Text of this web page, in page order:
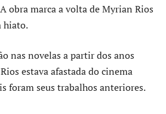
obra marca a volta de Myrian Rios
hiato.
nas novelas a partir dos anos
estava afastada do cinema
foram seus trabalhos anteriores.